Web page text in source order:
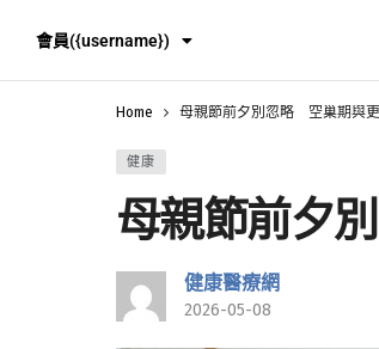
會員({username})
Home 母親節前夕別忽略 空巢期與
健康
母親節前夕
健康醫療網
2026-05-08